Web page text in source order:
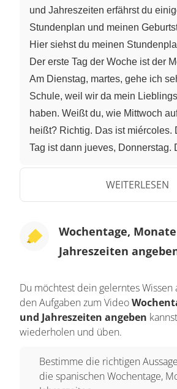
und Jahreszeiten erfährst du
Stundenplan und meinen
Hier siehst du meinen
Der erste Tag der Woche ist der
Am Dienstag, martes, gehe ich
Schule, weil wir da mein
haben. Weißt du, wie Mittwoch
heißt? Richtig. Das ist miércoles.
Tag ist dann jueves, Donnerstag.
letzte Schultag der Woche ist der
viernes. Die beiden Tage des
Wochentage noch einmal
mir nach: lunes, martes,
Wochentage klein geschrieben
maskulin sind. Das heißt, dass sie
dem Artikel „el“ stehen können,
in dem Satz: El sábado voy a ir al
beiden Tage miércoles und
WEITERLESEN
Wochentage,
Jahreszeiten
Du möchtest dein gelerntes
den Aufgaben zum Video
und Jahreszeiten angeben
wiederholen und üben.
Bestimme die richtigen
die spanischen Wochentage,